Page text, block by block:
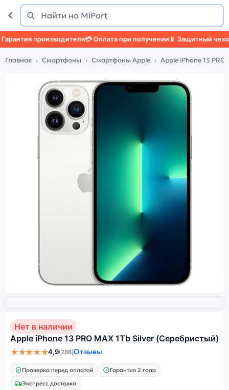
Поиск
Найти
производителя💳 Оплата при получении📱 Защитный чехол🛡️
Главная Смартфоны Смартфоны Apple Apple iPhone 13 PRO
Нет в наличии
Apple iPhone 13 PRO MAX 1Tb Silver (Серебристый)
★★★★★4,9(288)Отзывы
Проверка перед оплатой
Гарантия 2 года
Экспресс доставка